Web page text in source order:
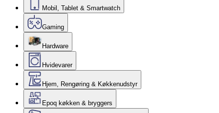
Mobil, Tablet & Smartwatch
Gaming
Hardware
Hvidevarer
Hjem, Rengøring & Køkkenudstyr
Epoq køkken & bryggers